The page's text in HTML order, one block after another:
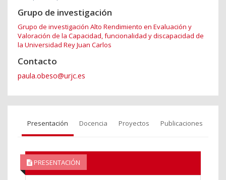
Grupo de investigación
Grupo de investigación Alto Rendimiento en Evaluación y
Valoración de la Capacidad, funcionalidad y discapacidad de
la Universidad Rey Juan Carlos
Contacto
paula.obeso@urjc.es
Presentación Docencia Proyectos Publicaciones
PRESENTACIÓN